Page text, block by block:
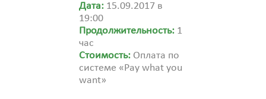
Дата: 15.09.2017 в
19:00
Продолжительность: 1
час
Стоимость: Оплата по
системе «Pay what you
want»